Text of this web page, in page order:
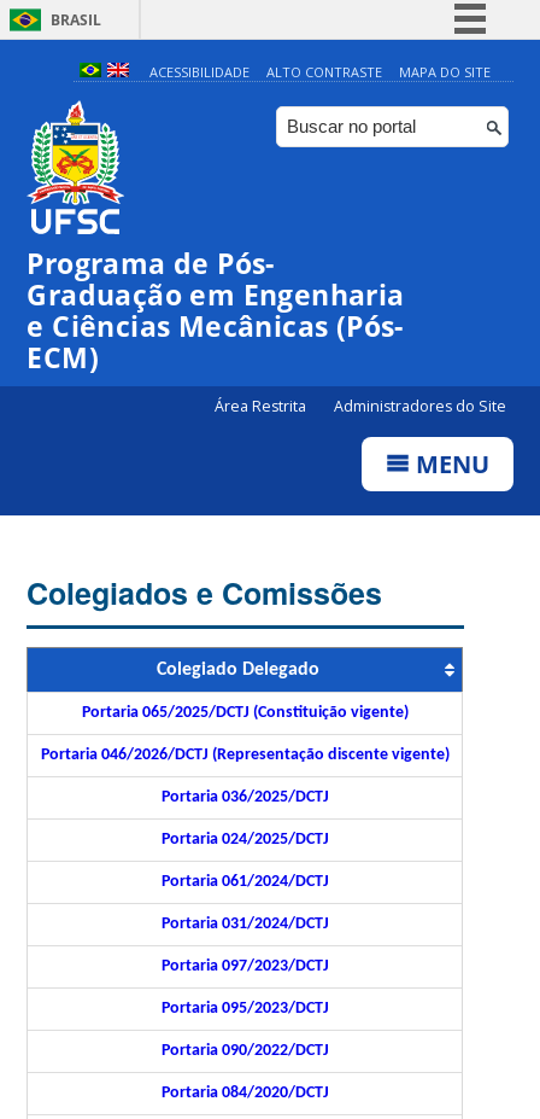
BRASIL
Simplifique!
Comunica BR
Participe
ACESSIBILIDADE ALTO CONTRASTE MAPA DO SITE
Programa de Pós-
Graduação em Engenharia
e Ciências Mecânicas (Pós-
ECM)
Área Restrita Administradores do Site
MENU
Colegiados e Comissões
Colegiado Delegado
Portaria 065/2025/DCTJ (Constituição vigente)
Portaria 046/2026/DCTJ (Representação discente vigente)
Portaria 036/2025/DCTJ
Portaria 024/2025/DCTJ
Portaria 061/2024/DCTJ
Portaria 031/2024/DCTJ
Portaria 097/2023/DCTJ
Portaria 095/2023/DCTJ
Portaria 090/2022/DCTJ
Portaria 084/2020/DCTJ